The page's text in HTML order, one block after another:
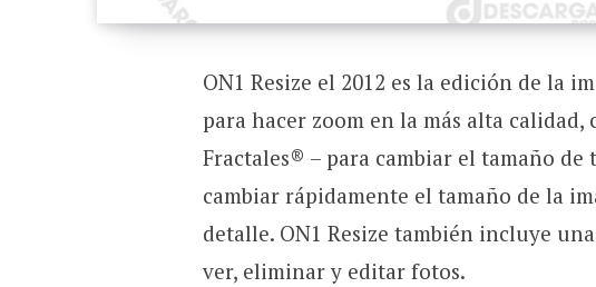
ON1 Resize el 2012 es la edición de la
para hacer zoom en la más alta
Fractales® – para cambiar el tamaño
cambiar rápidamente el tamaño de la
detalle. ON1 Resize también incluye
ver, eliminar y editar fotos.